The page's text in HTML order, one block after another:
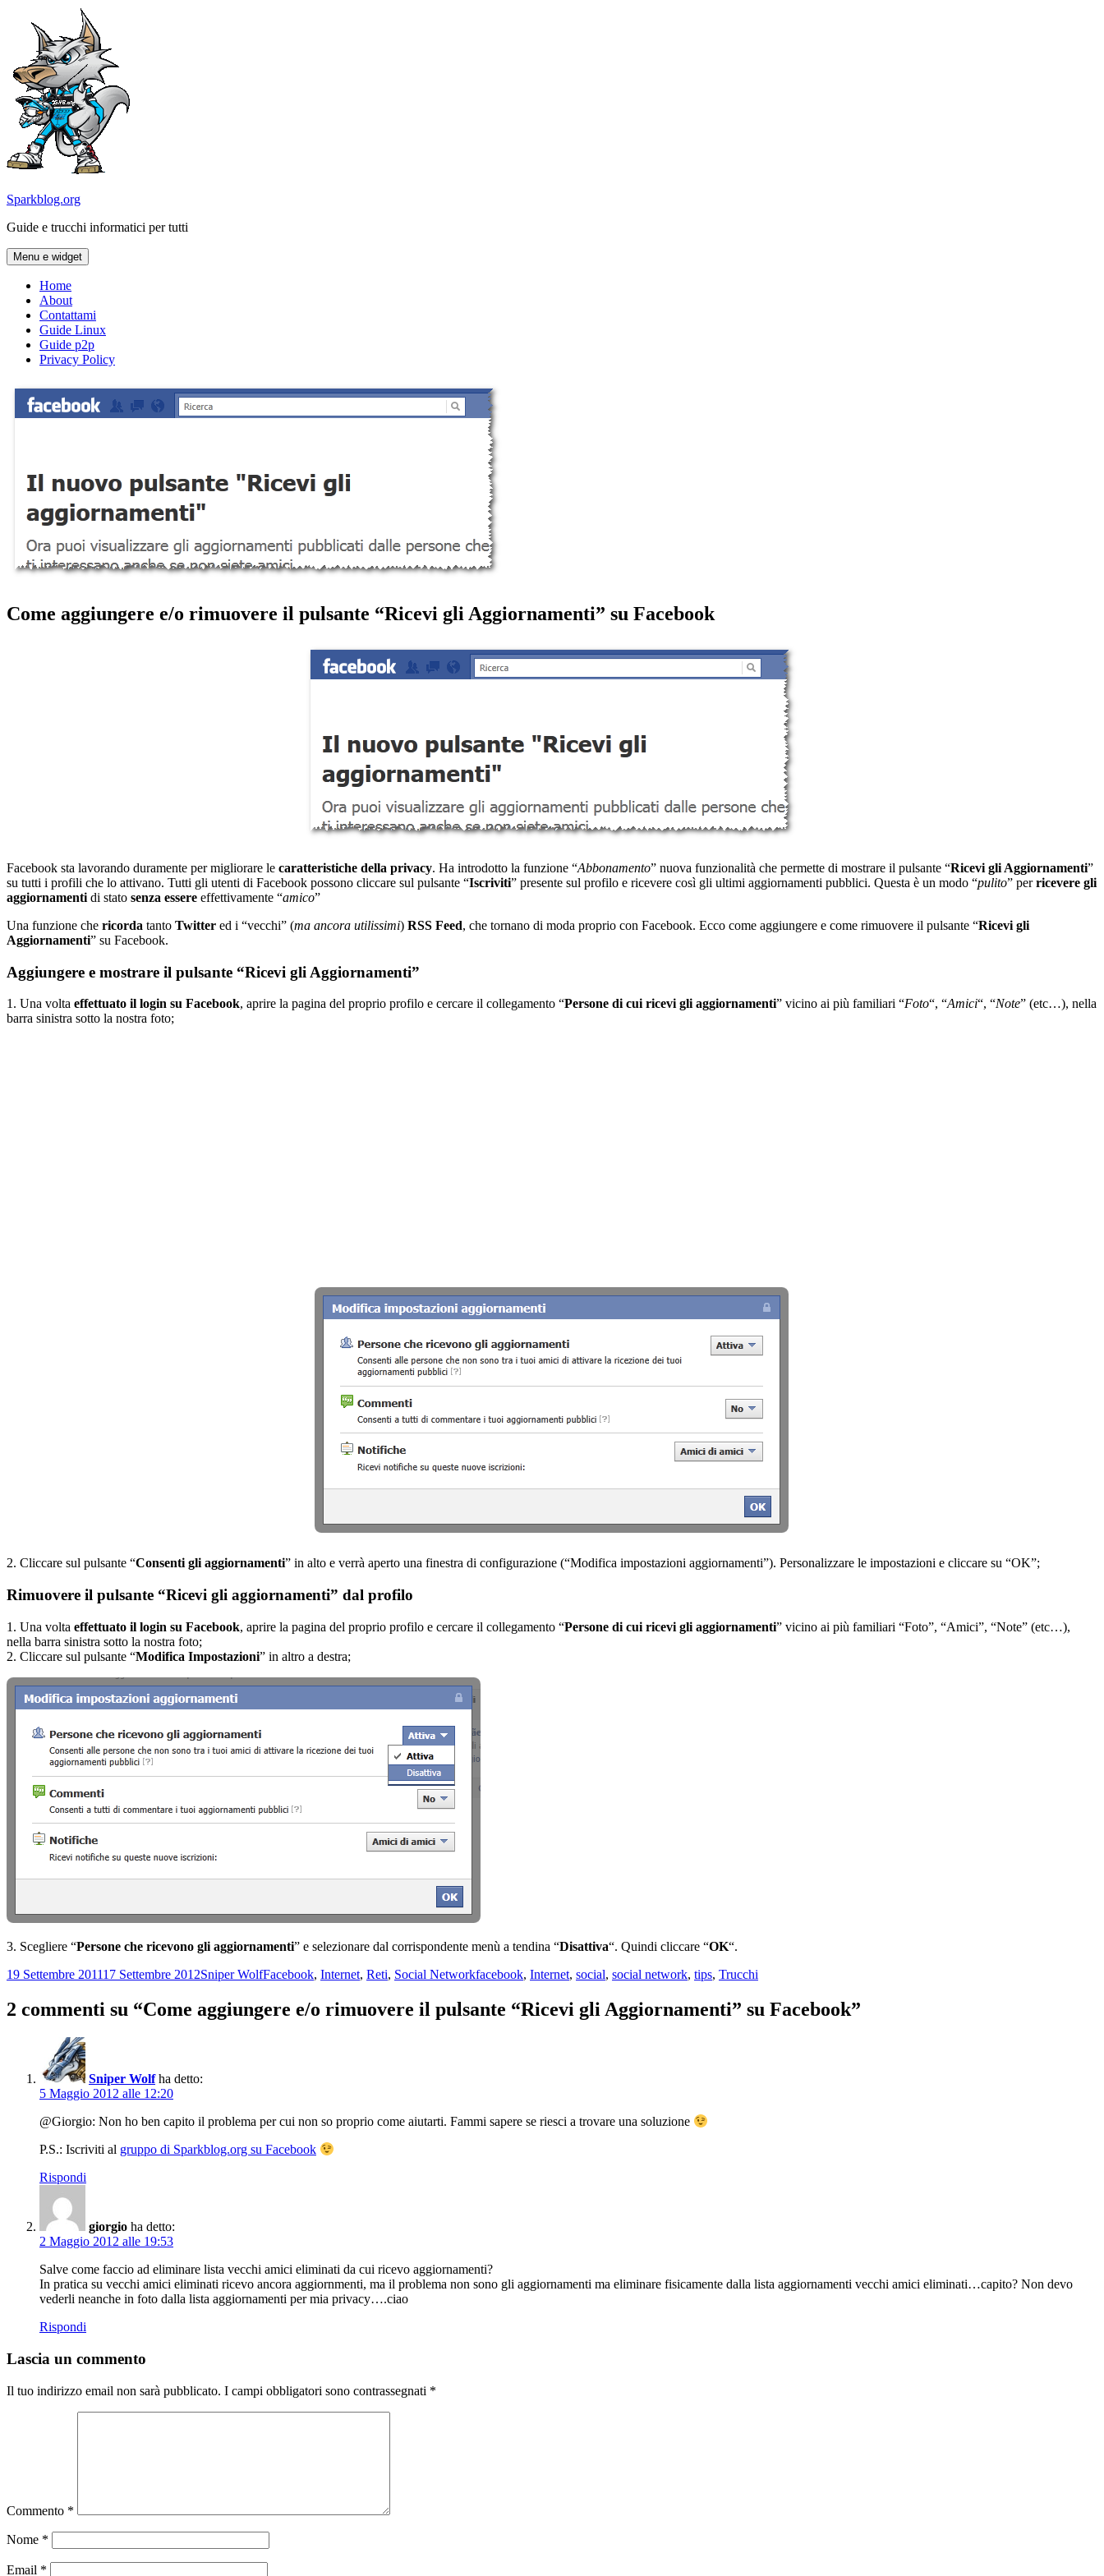
contenuto
Sparkblog.org
Guide e trucchi informatici per tutti
Menu e widget
Home
About
Contattami
Guide Linux
Guide p2p
Privacy Policy
Come aggiungere e/o rimuovere il pulsante “Ricevi gli Aggiornamenti” su Facebook
Facebook sta lavorando duramente per migliorare le caratteristiche della privacy. Ha introdotto la funzione “Abbonamento” nuova funzionalità che permette di mostrare il pulsante “Ricevi gli Aggiornamenti”
su tutti i profili che lo attivano. Tutti gli utenti di Facebook possono cliccare sul pulsante “Iscriviti” presente sul profilo e ricevere così gli ultimi aggiornamenti pubblici. Questa è un modo “pulito” perricevere gli
aggiornamenti di stato senza essere effettivamente “amico”
Una funzione che ricorda tanto Twitter ed i “vecchi” (ma ancora utilissimi) RSS Feed, che tornano di moda proprio con Facebook. Ecco come aggiungere e come rimuovere il pulsante “Ricevi gli
Aggiornamenti” su Facebook.
Aggiungere e mostrare il pulsante “Ricevi gli Aggiornamenti”
1. Una volta effettuato il login su Facebook, aprire la pagina del proprio profilo e cercare il collegamento “Persone di cui ricevi gli aggiornamenti” vicino ai più familiari “Foto“, “Amici“, “Note” (etc…), nella
barra sinistra sotto la nostra foto;
2. Cliccare sul pulsante “Consenti gli aggiornamenti” in alto e verrà aperto una finestra di configurazione (“Modifica impostazioni aggiornamenti”). Personalizzare le impostazioni e cliccare su “OK”;
Rimuovere il pulsante “Ricevi gli aggiornamenti” dal profilo
1. Una volta effettuato il login su Facebook, aprire la pagina del proprio profilo e cercare il collegamento “Persone di cui ricevi gli aggiornamenti” vicino ai più familiari “Foto”, “Amici”, “Note” (etc…),
nella barra sinistra sotto la nostra foto;
2. Cliccare sul pulsante “Modifica Impostazioni” in altro a destra;
3. Scegliere “Persone che ricevono gli aggiornamenti” e selezionare dal corrispondente menù a tendina “Disattiva“. Quindi cliccare “OK“.
Scritto
19 Settembre 201117 Settembre 2012Autore
Sniper WolfCategorie
Facebook, Internet, Reti, Social NetworkTag
facebook, Internet, social, social network, tips, Trucchi
2 commenti su “Come aggiungere e/o rimuovere il pulsante “Ricevi gli Aggiornamenti” su Facebook”
Sniper Wolf ha detto:
5 Maggio 2012 alle 12:20
@Giorgio: Non ho ben capito il problema per cui non so proprio come aiutarti. Fammi sapere se riesci a trovare una soluzione
P.S.: Iscriviti al gruppo di Sparkblog.org su Facebook
Rispondi
giorgio ha detto:
2 Maggio 2012 alle 19:53
Salve come faccio ad eliminare lista vecchi amici eliminati da cui ricevo aggiornamenti?
In pratica su vecchi amici eliminati ricevo ancora aggiornmenti, ma il problema non sono gli aggiornamenti ma eliminare fisicamente dalla lista aggiornamenti vecchi amici eliminati…capito? Non devo
vederli neanche in foto dalla lista aggiornamenti per mia privacy….ciao
Rispondi
Lascia un commento
Il tuo indirizzo email non sarà pubblicato. I campi obbligatori sono contrassegnati *
Commento *
Nome *
Email *